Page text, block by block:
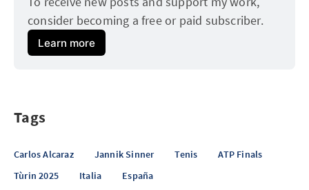
consider becoming a free or paid subscriber.
Learn more
Tags
Carlos Alcaraz Jannik Sinner Tenis
ATP Finals
Tùrin 2025
Italia España